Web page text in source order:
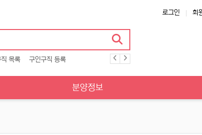
로그인 회
목록 구인구직 등록
분양정보